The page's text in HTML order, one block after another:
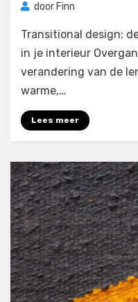
door Finn
Transitional design:
in je interieur
verandering van de
warme,…
Lees meer